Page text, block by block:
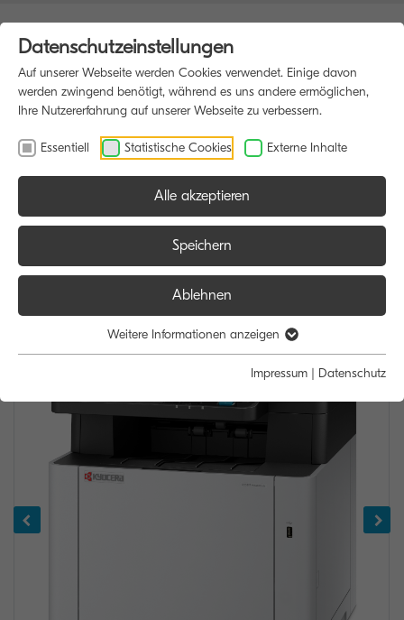
Datenschutzeinstellungen
Auf unserer Webseite werden Cookies verwendet. Einige davon
werden zwingend benötigt, während es uns andere ermöglichen,
Ihre Nutzererfahrung auf unserer Webseite zu verbessern.
Essentiell Statistische Cookies Externe Inhalte
Alle akzeptieren
Speichern
Ablehnen
Weitere Informationen anzeigen
Impressum | Datenschutz